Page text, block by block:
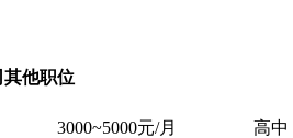
其他职位
3000~5000元/月 高中